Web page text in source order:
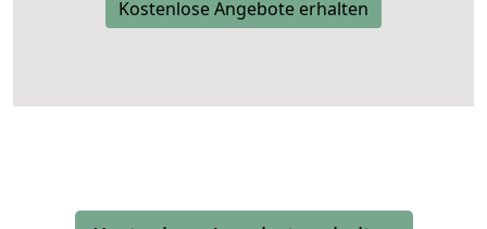
Kostenlose Angebote erhalten